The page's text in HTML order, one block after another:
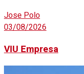
Jose Polo
03/08/2026
VIU Empresa